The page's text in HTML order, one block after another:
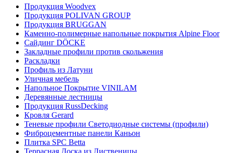
Продукция Woodvex
Продукция POLIVAN GROUP
Продукция BRUGGAN
Каменно-полимерные напольные покрытия Alpine Floor
Сайдинг DÖCKE
Закладные профили против скольжения
Раскладки
Профиль из Латуни
Уличная мебель
Напольное Покрытие VINILAM
Деревянные лестницы
Продукция RussDecking
Кровля Gerard
Теневые профили Светодиодные системы (профили)
Фиброцементные панели Каньон
Плитка SPC Betta
Террасная Доска из Лиственицы